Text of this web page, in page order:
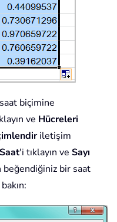
biçimine
ve Hücreleri
iletişim
Saat'i tıklayın ve Sayı
bir saat